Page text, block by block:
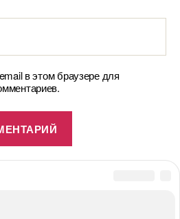
в этом браузере для